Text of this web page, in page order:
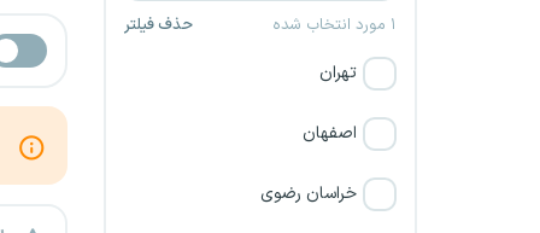
۱ مورد انتخاب شده حذف فیلتر
تهران
اصفهان
خراسان رضوی